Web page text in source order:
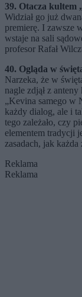
39. Otacza kultem
Widział go już
premierę. I zawsze
wstaje na sali
profesor Rafał
40. Ogląda w
Narzeka, że w
nagle zdjął z
„Kevina samego w
każdy dialog, ale i
tego zależało, czy
elementem tradycji
zasadach, jak
Reklama
Reklama